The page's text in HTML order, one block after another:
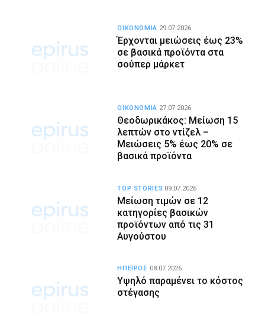
Έρχονται μειώσεις έως 23%
σε βασικά προϊόντα στα
σούπερ μάρκετ
ΟΙΚΟΝΟΜΙΑ 29.07.2026
Θεοδωρικάκος: Μείωση 15
λεπτών στο ντίζελ –
Μειώσεις 5% έως 20% σε
βασικά προϊόντα
ΟΙΚΟΝΟΜΙΑ 27.07.2026
Μείωση τιμών σε 12
κατηγορίες βασικών
προϊόντων από τις 31
Αυγούστου
TOP STORIES 09.07.2026
Υψηλό παραμένει το κόστος
στέγασης
ΗΠΕΙΡΟΣ 08.07.2026